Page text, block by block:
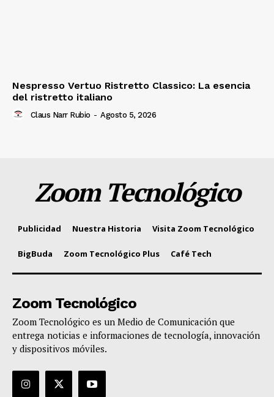
Nespresso Vertuo Ristretto Classico: La esencia
del ristretto italiano
Claus Narr Rubio - Agosto 5, 2026
Zoom Tecnológico
Publicidad Nuestra Historia Visita Zoom Tecnológico
BigBuda Zoom Tecnológico Plus Café Tech
Zoom Tecnológico
Zoom Tecnológico es un Medio de Comunicación que
entrega noticias e informaciones de tecnología, innovación
y dispositivos móviles.